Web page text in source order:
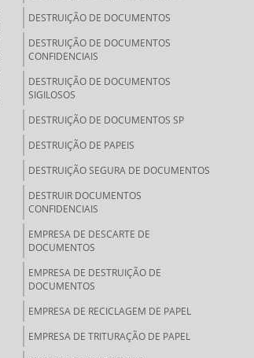
DESTRUIÇÃO DE DOCUMENTOS
DESTRUIÇÃO DE DOCUMENTOS
CONFIDENCIAIS
DESTRUIÇÃO DE DOCUMENTOS
SIGILOSOS
DESTRUIÇÃO DE DOCUMENTOS SP
DESTRUIÇÃO DE PAPEIS
DESTRUIÇÃO SEGURA DE DOCUMENTOS
DESTRUIR DOCUMENTOS
CONFIDENCIAIS
EMPRESA DE DESCARTE DE
DOCUMENTOS
EMPRESA DE DESTRUIÇÃO DE
DOCUMENTOS
EMPRESA DE RECICLAGEM DE PAPEL
EMPRESA DE TRITURAÇÃO DE PAPEL